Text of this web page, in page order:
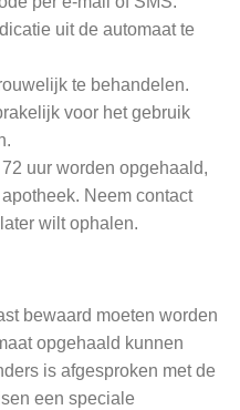
uit de automaat te
te behandelen.
voor het gebruik
uur worden opgehaald,
Neem contact
wilt ophalen.
bewaard moeten worden
opgehaald kunnen
is afgesproken met de
een speciale